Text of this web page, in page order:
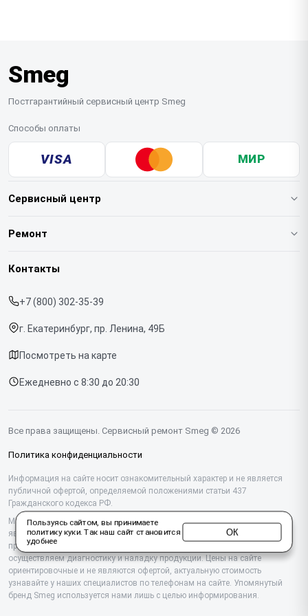
Smeg
Постгарантийный сервисный центр Smeg
Способы оплаты
VISA МИР
Сервисный центр
О нашем сервисе
Срочный ремонт
Доставка и способы оплаты
Диагностика
Контакты
Ремонт
Кофемашин
Винных шкафов
Вакууматоров
Вытяжек
Миксеров
Соковыжималок
Тостеров
Контакты
+7 (800) 302-35-39
г. Екатеринбург, пр. Ленина, 49Б
Посмотреть на карте
Ежедневно с 8:30 до 20:30
Все права защищены. Сервисный ремонт Smeg © 2026
Политика конфиденциальности
Информация на сайте носит ознакомительный характер и не является
публичной офертой, определяемой положениями статьи 437
Гражданского кодекса РФ.
Мы специализируемся на обслуживании и ремонте техники Smeg, но не
являемся их официальным представителем. Предоставляем
профессиональные услуги после истечения гарантии, а также
осуществляем диагностику и наладку продукции. Цены на сайте
ориентировочные и не являются офертой, актуальную стоимость
узнавайте у наших специалистов по телефонам на сайте. Упомянутый
бренд Smeg используется нами лишь с целью информирования.
Пользуясь сайтом, вы принимаете
политику куки. Так наш сайт становится
удобнее
ОК